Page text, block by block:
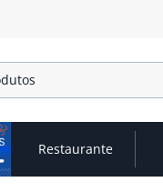
Restaurante